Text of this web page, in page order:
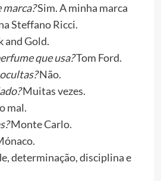
marca?Sim. A minha marca
Steffano Ricci.
and Gold.
que usa?Tom Ford.
Não.
Muitas vezes.
mal.
Monte Carlo.
determinação, disciplina e